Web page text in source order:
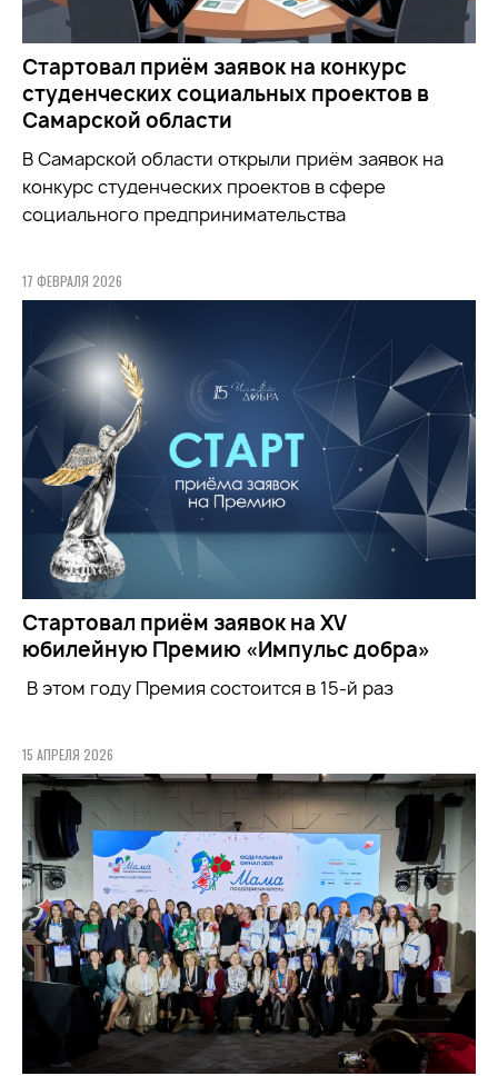
Стартовал приём заявок на конкурс
студенческих социальных проектов в
Самарской области
В Самарской области открыли приём заявок на
конкурс студенческих проектов в сфере
социального предпринимательства
17 ФЕВРАЛЯ 2026
Стартовал приём заявок на XV
юбилейную Премию «Импульс добра»
В этом году Премия состоится в 15-й раз
15 АПРЕЛЯ 2026